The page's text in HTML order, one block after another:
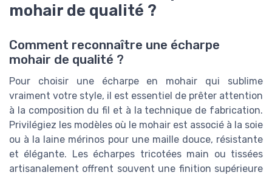
mohair de qualité ?
Comment reconnaître une écharpe
mohair de qualité ?
Pour choisir une écharpe en mohair qui sublime
vraiment votre style, il est essentiel de prêter attention
à la composition du fil et à la technique de fabrication.
Privilégiez les modèles où le mohair est associé à la soie
ou à la laine mérinos pour une maille douce, résistante
et élégante. Les écharpes tricotées main ou tissées
artisanalement offrent souvent une finition supérieure